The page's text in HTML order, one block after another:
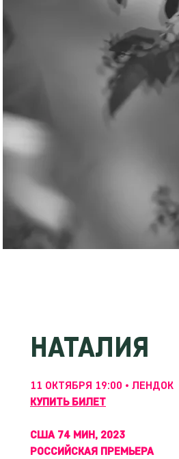
НАТАЛИЯ
11 ОКТЯБРЯ 19:00 • ЛЕНДОК
КУПИТЬ БИЛЕТ
США 74 МИН, 2023
РОССИЙСКАЯ ПРЕМЬЕРА